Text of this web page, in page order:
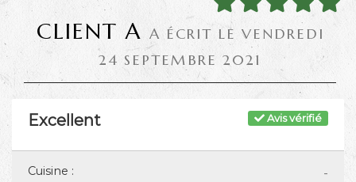
CLIENT A A ÉCRIT LE VENDREDI
24 SEPTEMBRE 2021
Avis vérifié
Excellent
-
Cuisine :